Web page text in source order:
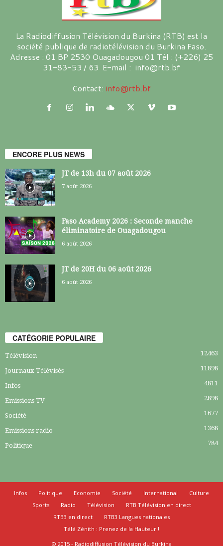
La Radiodiffusion Télévision du Burkina (RTB) est la
société publique de radiotélévision du Burkina Faso.
Adresse : 01 BP 2530 Ouagadougou 01 Tél : (+226) 25
31-83-53 / 63 E-mail : info@rtb.bf
Contact: info@rtb.bf
ENCORE PLUS NEWS
JT de 13h du 07 août 2026
7 août 2026
Faso Academy 2026 : Seconde manche
éliminatoire de Ouagadougou
6 août 2026
JT de 20H du 06 août 2026
6 août 2026
CATÉGORIE POPULAIRE
Télévision 12463
Journaux Télévisés 11898
Infos 4811
Emissions TV 2898
Société 1677
Emissions radio 1368
Politique 784
Infos Politique Economie Société International
Culture
Sports
Radio Télévision
RTB Télévision en direct
RTB3 en direct
RTB3 Langues nationales
Télé Zénith : Prenez de la Hauteur !
© 2015 - Radiodiffusion Télévision du Burkina